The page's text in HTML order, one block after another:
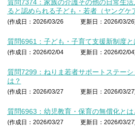
質問7374：家族の介護その他の日常生
ると認められる子ども・若者（ヤングケ
(作成日：2026/03/26 更新日：2026/03/
質問6961：子ども・子育て支援新制度と
(作成日：2026/02/04 更新日：2026/02/
質問7299：ねりま若者サポートステー
は？
(作成日：2026/03/27 更新日：2026/03/
質問6963：幼児教育・保育の無償化とは
(作成日：2026/03/27 更新日：2026/03/